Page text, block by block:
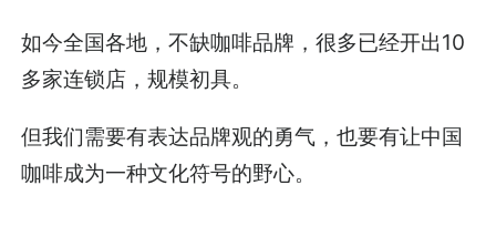
如今全国各地，不缺咖啡品牌，很多已经开出10
多家连锁店，规模初具。
但我们需要有表达品牌观的勇气，也要有让中国
咖啡成为一种文化符号的野心。